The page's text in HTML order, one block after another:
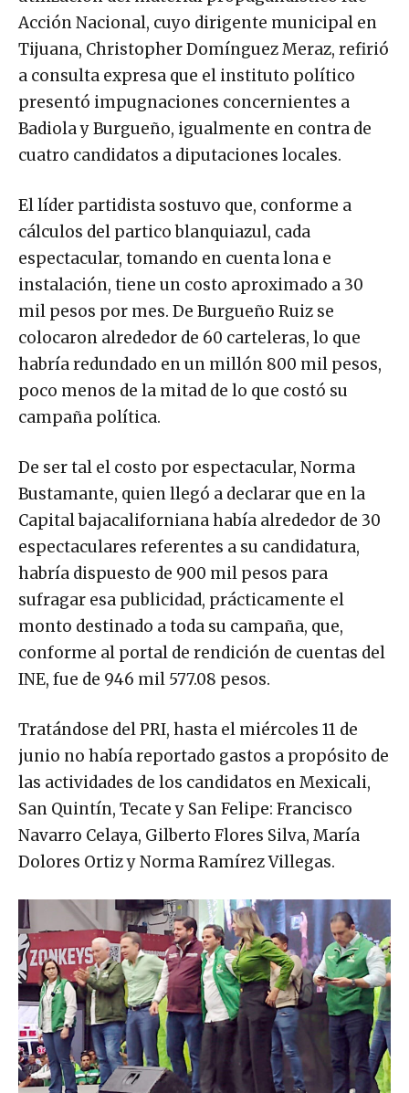
Acción Nacional, cuyo dirigente municipal en
Tijuana, Christopher Domínguez Meraz, refirió
a consulta expresa que el instituto político
presentó impugnaciones concernientes a
Badiola y Burgueño, igualmente en contra de
cuatro candidatos a diputaciones locales.
El líder partidista sostuvo que, conforme a
cálculos del partico blanquiazul, cada
espectacular, tomando en cuenta lona e
instalación, tiene un costo aproximado a 30
mil pesos por mes. De Burgueño Ruiz se
colocaron alrededor de 60 carteleras, lo que
habría redundado en un millón 800 mil pesos,
poco menos de la mitad de lo que costó su
campaña política.
De ser tal el costo por espectacular, Norma
Bustamante, quien llegó a declarar que en la
Capital bajacaliforniana había alrededor de 30
espectaculares referentes a su candidatura,
habría dispuesto de 900 mil pesos para
sufragar esa publicidad, prácticamente el
monto destinado a toda su campaña, que,
conforme al portal de rendición de cuentas del
INE, fue de 946 mil 577.08 pesos.
Tratándose del PRI, hasta el miércoles 11 de
junio no había reportado gastos a propósito de
las actividades de los candidatos en Mexicali,
San Quintín, Tecate y San Felipe: Francisco
Navarro Celaya, Gilberto Flores Silva, María
Dolores Ortiz y Norma Ramírez Villegas.